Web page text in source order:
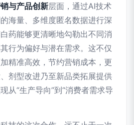
与产品创新层面，通过AI技术
海量、多维度匿名数据进行深
药能够更清晰地勾勒出不同消
行为偏好与潜在需求。这不仅
精准高效，节约营销成本，更
剂型改进乃至新品类拓展提供
从“生产导向”到“消费者需求导